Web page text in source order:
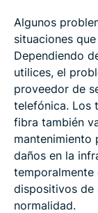
Algunos
situaciones
Dependiendo
utilices, el
proveedor de
telefónica. Los
fibra también
mantenimiento
daños en la
temporalmente
dispositivos de
normalidad.